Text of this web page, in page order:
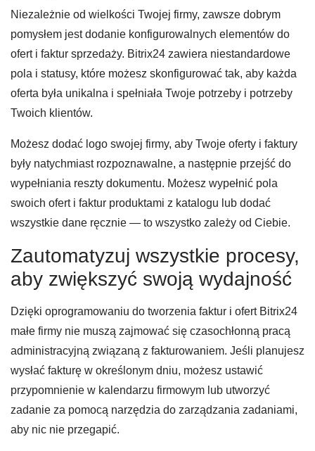
Niezależnie od wielkości Twojej firmy, zawsze dobrym
pomysłem jest dodanie konfigurowalnych elementów do
ofert i faktur sprzedaży. Bitrix24 zawiera niestandardowe
pola i statusy, które możesz skonfigurować tak, aby każda
oferta była unikalna i spełniała Twoje potrzeby i potrzeby
Twoich klientów.
Możesz dodać logo swojej firmy, aby Twoje oferty i faktury
były natychmiast rozpoznawalne, a następnie przejść do
wypełniania reszty dokumentu. Możesz wypełnić pola
swoich ofert i faktur produktami z katalogu lub dodać
wszystkie dane ręcznie — to wszystko zależy od Ciebie.
Zautomatyzuj wszystkie procesy,
aby zwiększyć swoją wydajność
Dzięki oprogramowaniu do tworzenia faktur i ofert Bitrix24
małe firmy nie muszą zajmować się czasochłonną pracą
administracyjną związaną z fakturowaniem. Jeśli planujesz
wysłać fakturę w określonym dniu, możesz ustawić
przypomnienie w kalendarzu firmowym lub utworzyć
zadanie za pomocą narzędzia do zarządzania zadaniami,
aby nic nie przegapić.